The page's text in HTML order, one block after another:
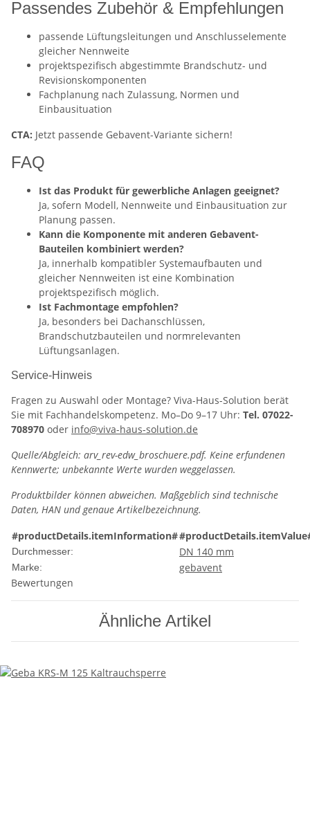
Passendes Zubehör & Empfehlungen
passende Lüftungsleitungen und Anschlusselemente
gleicher Nennweite
projektspezifisch abgestimmte Brandschutz- und
Revisionskomponenten
Fachplanung nach Zulassung, Normen und
Einbausituation
CTA: Jetzt passende Gebavent-Variante sichern!
FAQ
Ist das Produkt für gewerbliche Anlagen geeignet?
Ja, sofern Modell, Nennweite und Einbausituation zur
Planung passen.
Kann die Komponente mit anderen Gebavent-
Bauteilen kombiniert werden?
Ja, innerhalb kompatibler Systemaufbauten und
gleicher Nennweiten ist eine Kombination
projektspezifisch möglich.
Ist Fachmontage empfohlen?
Ja, besonders bei Dachanschlüssen,
Brandschutzbauteilen und normrelevanten
Lüftungsanlagen.
Service-Hinweis
Fragen zu Auswahl oder Montage? Viva-Haus-Solution berät
Sie mit Fachhandelskompetenz. Mo–Do 9–17 Uhr: Tel. 07022-
708970 oder info@viva-haus-solution.de
Quelle/Abgleich: arv_rev-edw_broschuere.pdf. Keine erfundenen
Kennwerte; unbekannte Werte wurden weggelassen.
Produktbilder können abweichen. Maßgeblich sind technische
Daten, HAN und genaue Artikelbezeichnung.
#productDetails.itemInformation#
Durchmesser: DN 140 mm
Marke:
gebavent
Bewertungen
Ähnliche Artikel